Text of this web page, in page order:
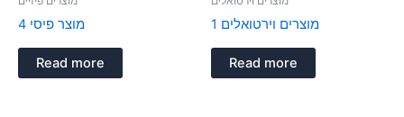
מוצר פיסי 4
Read more
מוצרים וירטואלים 1
Read more